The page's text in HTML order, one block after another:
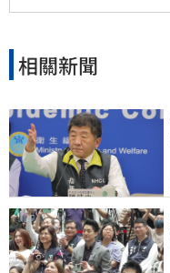
相關新聞